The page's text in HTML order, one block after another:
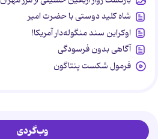
شاه کلید دوستی با حضرت امیر
اوکراین سند منگوله‌دار آمریکا!
آگاهی بدون فرسودگی
فرمول شکست پنتاگون
وب‌گردی